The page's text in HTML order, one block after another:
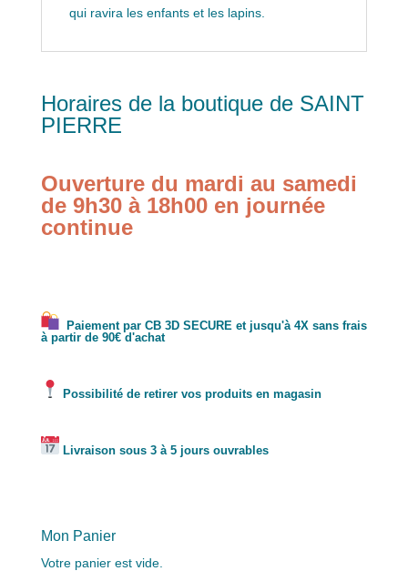
qui ravira les enfants et les lapins.
Horaires de la boutique de SAINT
PIERRE
Ouverture du mardi au samedi
de 9h30 à 18h00 en journée
continue
Paiement par CB 3D SECURE et jusqu'à 4X sans frais
à partir de 90€ d'achat
Possibilité de retirer vos produits en magasin
Livraison sous 3 à 5 jours ouvrables
Mon Panier
Votre panier est vide.